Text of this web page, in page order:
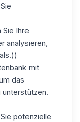
Ihre
analysieren,
mit
das
unterstützen.
potenzielle